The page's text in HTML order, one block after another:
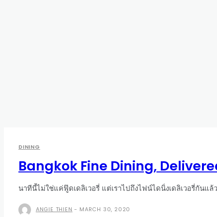
DINING
Bangkok Fine Dining,
นาทีนี้ไม่ใช่แค่ฟู๊ดเดลิเวอรี่ แต่เราไปถึงไฟน์ไดนิ่งเดลิเวอรี่กันแล้ว
ANGIE THIEN - MARCH 30, 2020